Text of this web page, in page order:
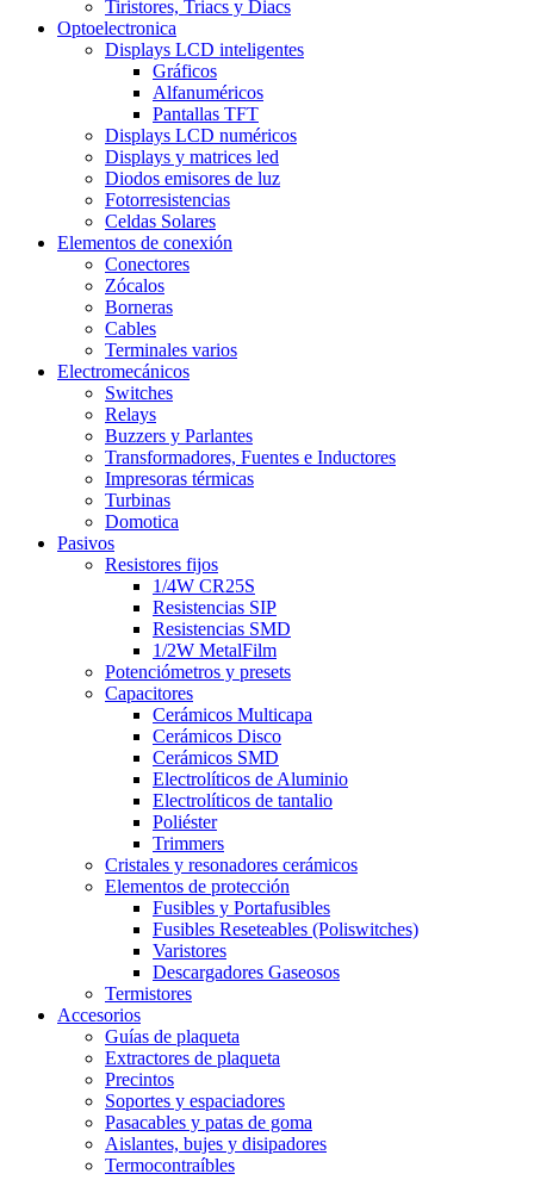
Tiristores, Triacs y Diacs
Optoelectronica
Displays LCD inteligentes
Gráficos
Alfanuméricos
Pantallas TFT
Displays LCD numéricos
Displays y matrices led
Diodos emisores de luz
Fotorresistencias
Celdas Solares
Elementos de conexión
Conectores
Zócalos
Borneras
Cables
Terminales varios
Electromecánicos
Switches
Relays
Buzzers y Parlantes
Transformadores, Fuentes e Inductores
Impresoras térmicas
Turbinas
Domotica
Pasivos
Resistores fijos
1/4W CR25S
Resistencias SIP
Resistencias SMD
1/2W MetalFilm
Potenciómetros y presets
Capacitores
Cerámicos Multicapa
Cerámicos Disco
Cerámicos SMD
Electrolíticos de Aluminio
Electrolíticos de tantalio
Poliéster
Trimmers
Cristales y resonadores cerámicos
Elementos de protección
Fusibles y Portafusibles
Fusibles Reseteables (Poliswitches)
Varistores
Descargadores Gaseosos
Termistores
Accesorios
Guías de plaqueta
Extractores de plaqueta
Precintos
Soportes y espaciadores
Pasacables y patas de goma
Aislantes, bujes y disipadores
Termocontraíbles